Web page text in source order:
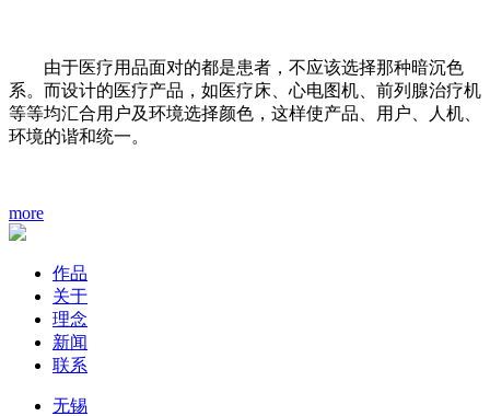
由于医疗用品面对的都是患者，不应该选择那种暗沉色
系。而设计的医疗产品，如医疗床、心电图机、前列腺治疗机
等等均汇合用户及环境选择颜色，这样使产品、用户、人机、
环境的谐和统一。
more
作品
关于
理念
新闻
联系
无锡